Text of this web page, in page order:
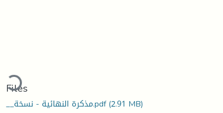
Files
__مذكرة النهائية - نسخة.pdf(2.91 MB)